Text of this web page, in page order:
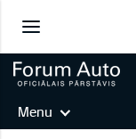
Menu